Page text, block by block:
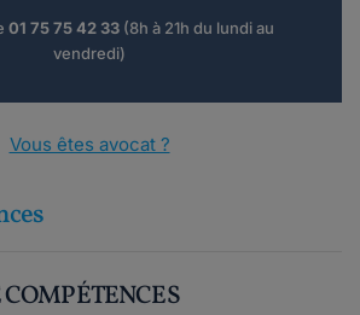
01 75 75 42 33(8h à 21h du lundi au
vendredi)
Vous êtes avocat ?